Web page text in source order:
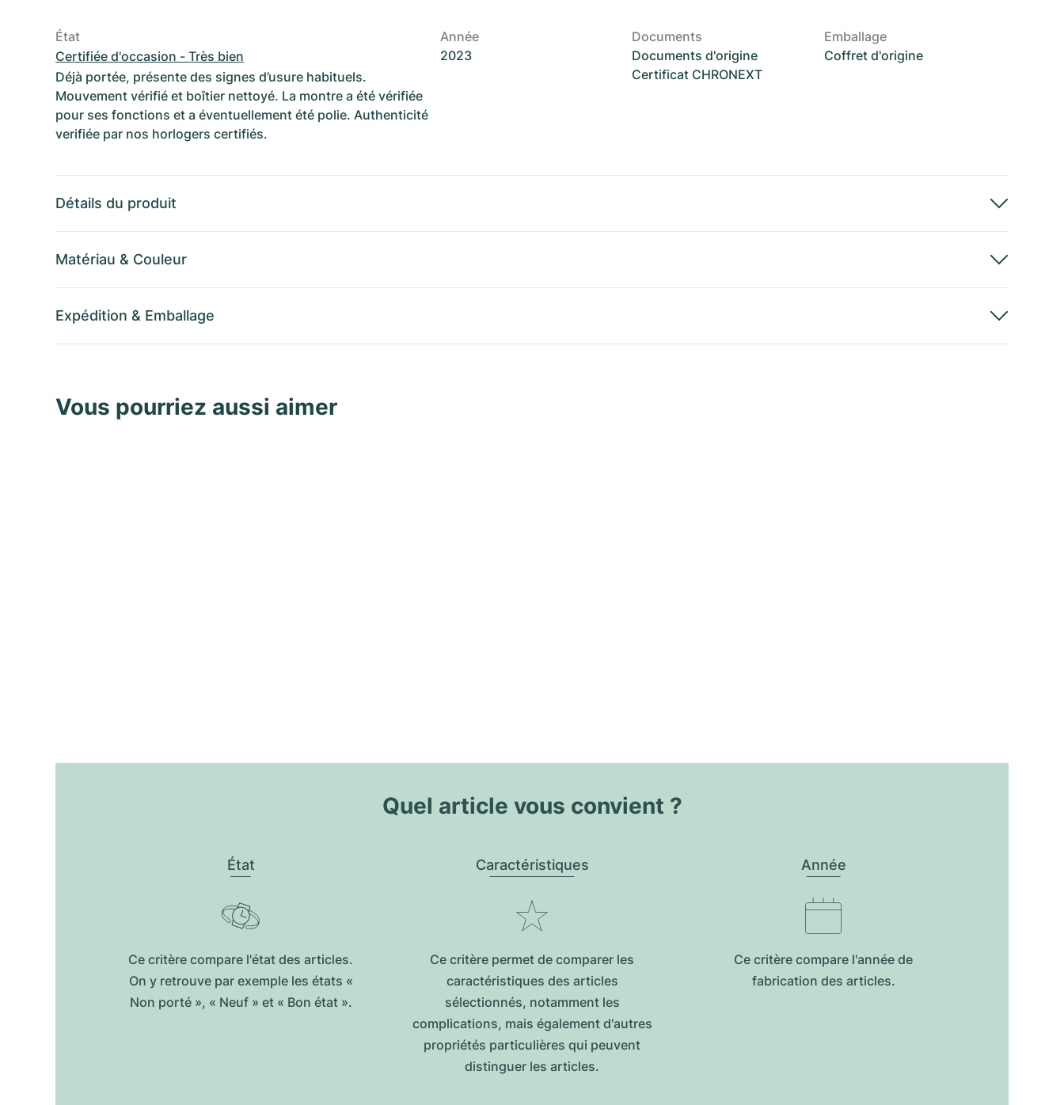
État
Certifiée d'occasion - Très bien
Déjà portée, présente des signes d’usure habituels.
Mouvement vérifié et boîtier nettoyé. La montre a été vérifiée
pour ses fonctions et a éventuellement été polie. Authenticité
verifiée par nos horlogers certifiés.
Année
2023
Documents
Documents d'origine
Certificat CHRONEXT
Emballage
Coffret d'origine
Détails du produit
Matériau & Couleur
Expédition & Emballage
Vous pourriez aussi aimer
Quel article vous convient ?
État
Ce critère compare l'état des articles.
On y retrouve par exemple les états «
Non porté », « Neuf » et « Bon état ».
Caractéristiques
Ce critère permet de comparer les
caractéristiques des articles
sélectionnés, notamment les
complications, mais également d'autres
propriétés particulières qui peuvent
distinguer les articles.
Année
Ce critère compare l'année de
fabrication des articles.